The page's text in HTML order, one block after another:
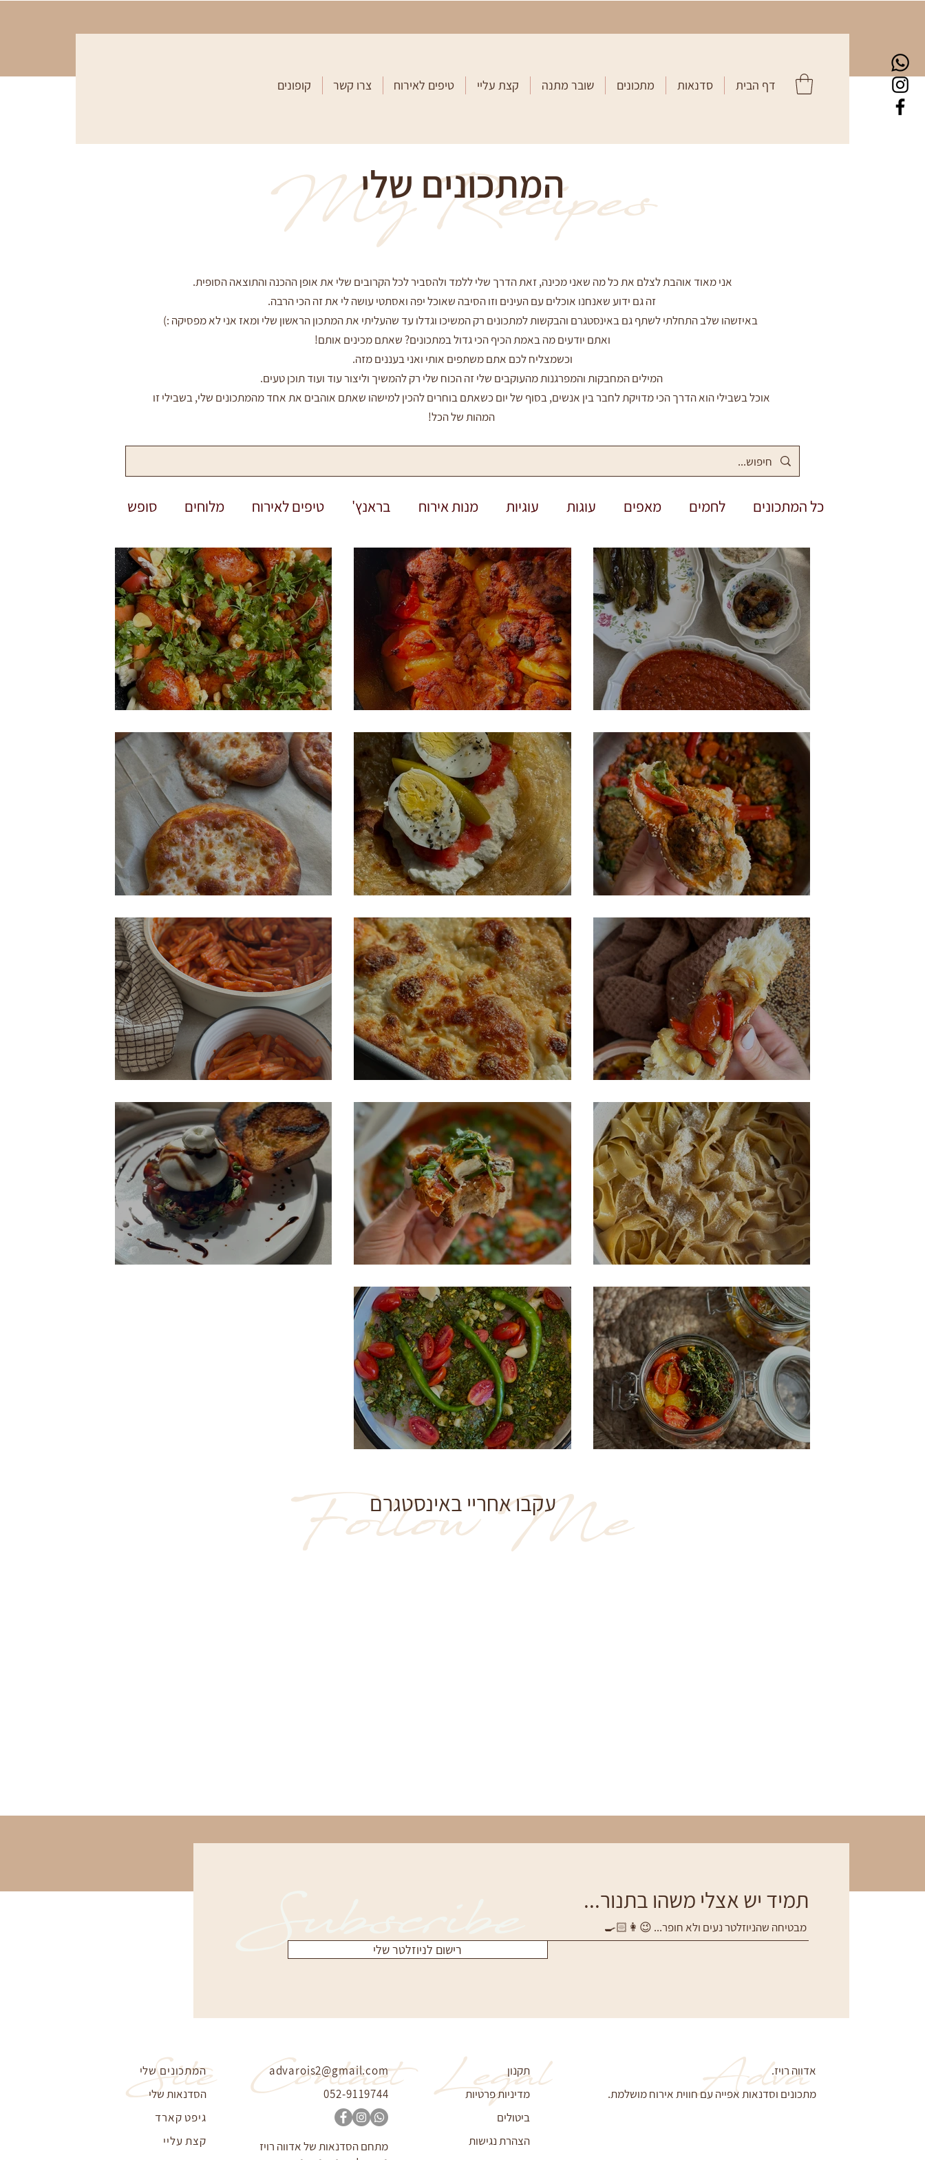
דף הבית סדנאות מתכונים שובר מתנה קצת עליי טיפים לאירוח צרו קשר קופונים
My Recipes
המתכונים שלי
אני מאוד אוהבת לצלם את כל מה שאני מכינה, זאת הדרך שלי ללמד ולהסביר לכל הקרובים שלי את אופן ההכנה והתוצאה הסופית.
זה גם ידוע שאנחנו אוכלים עם העינים וזו הסיבה שאוכל יפה ואסתטי עושה לי את זה הכי הרבה.
באיזשהו שלב התחלתי לשתף גם באינסטגרם והבקשות למתכונים רק המשיכו וגדלו עד שהעליתי את המתכון הראשון שלי ומאז אני לא מפסיקה :)
ואתם יודעים מה באמת הכיף הכי גדול במתכונים? שאתם מכינים אותם!
וכשמצליח לכם אתם משתפים אותי ואני בעננים מזה.
המילים המחבקות והמפרגנות מהעוקבים שלי זה הכוח שלי רק להמשיך וליצור עוד ועוד תוכן טעים.
אוכל בשבילי הוא הדרך הכי מדויקת לחבר בין אנשים, בסוף של יום כשאתם בוחרים להכין למישהו שאתם אוהבים את אחד מהמתכונים שלי, בשבילי זו
המהות של הכל!
כל המתכונים לחמים מאפים עוגות עוגיות מנות אירוח בראנץ' טיפים לאירוח מלוחים סופש
תבשילים סיר אחד ללא גלוטן חגים חנוכה ראש השנה פורים פסח יום העצמאות שבועות
סלטים של שישי סיר פרגיות וירקות סיר אלתור - סיר עוף וירקות
סיר קציצות דגים ולחמניות קשר מלוואח דפי אורז פיצה מהירה ברבע שעה
מטבל עגבניות חריף פיצה פוקאצ'ה ללא לישה פסטה עגבניות בסיר אחד
פסטה אלי אוליו שקשוקה סלט בוראטה
עגבניות מיובשות הום מייד אמנון בתנור
Follow Me
עקבו אחריי באינסטגרם
תמיד יש אצלי משהו בתנור... Subscribe
רישום לניוזלטר שלי
מבטיחה שהניוזלטר נעים ולא חופר... 😉👩🏻‍🍳
Site
המתכונים שלי
הסדנאות שלי
גיפט קארד
קצת עליי
Contact
advarois2@gmail.com
052-9119744
מתחם הסדנאות של אדווה רויז
Legal
תקנון
מדיניות פרטיות
ביטולים
הצהרת נגישות
Adva
אדווה רויז.
מתכונים וסדנאות אפייה עם חווית אירוח מושלמת.